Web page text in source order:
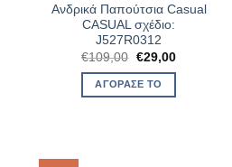
Ανδρικά Παπούτσια Casual
CASUAL σχέδιο:
J527R0312
€109,00 Original
price
was:
€109,00.
€29,00Η
ΑΓΌΡΑΣΈ ΤΟ